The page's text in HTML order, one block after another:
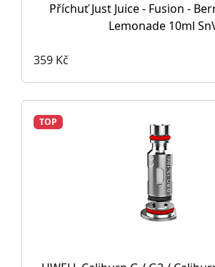
Příchuť Just Juice - Fusion -
Lemonade 10ml
359 Kč
TOP